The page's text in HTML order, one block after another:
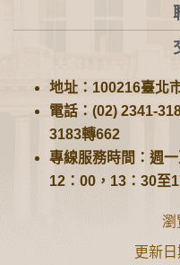
地址：100216臺北
電話：(02) 2341-
3183轉662
專線服務時間：週
12：00，13：30至
瀏
更新日